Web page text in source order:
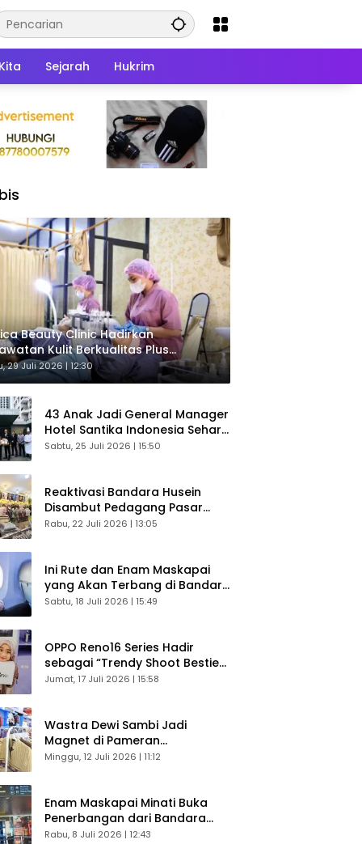
Sejarah Hukrim
Beauty Clinic Hadirkan
Kulit Berkualitas Plus
Gratis
29 Juli 2026 | 12:30
43 Anak Jadi General Manager
Hotel Santika Indonesia Sehari
Sukses Digelar
Sabtu, 25 Juli 2026 | 15:50
Reaktivasi Bandara Husein
Disambut Pedagang Pasar
Baru, Diyakini Bangkitkan
Rabu, 22 Juli 2026 | 13:05
Ini Rute dan Enam Maskapai
yang Akan Terbang di Bandara
Husein Sastranegara
Sabtu, 18 Juli 2026 | 15:49
OPPO Reno16 Series Hadir
sebagai “Trendy Shoot Bestie”,
Bikin Konten Kreator Makin
Jumat, 17 Juli 2026 | 15:58
Wastra Dewi Sambi Jadi
Magnet di Pameran
Dekranasda, Banyak Diminati
Minggu, 12 Juli 2026 | 11:12
Enam Maskapai Minati Buka
Penerbangan dari Bandara
Husein Sastranegara
Rabu, 8 Juli 2026 | 12:43